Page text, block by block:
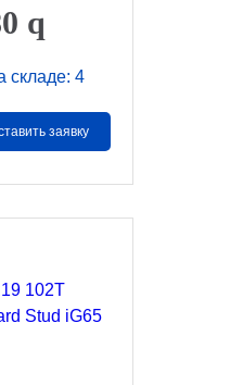
q
складе: 4
заявку